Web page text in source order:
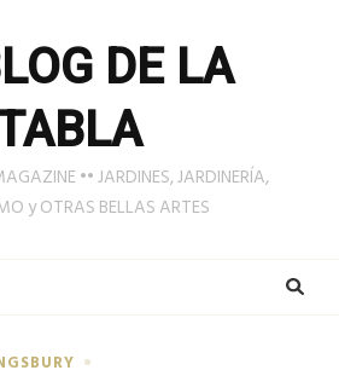
DE LA
•• JARDINES, JARDINERÍA,
y OTRAS BELLAS ARTES